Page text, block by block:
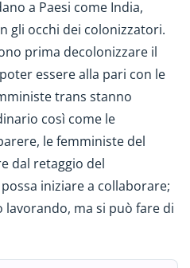
a Paesi come India,
gli occhi dei colonizzatori.
prima decolonizzare il
essere alla pari con le
trans stanno
così come le
le femministe del
dal retaggio del
iniziare a collaborare;
ma si può fare di